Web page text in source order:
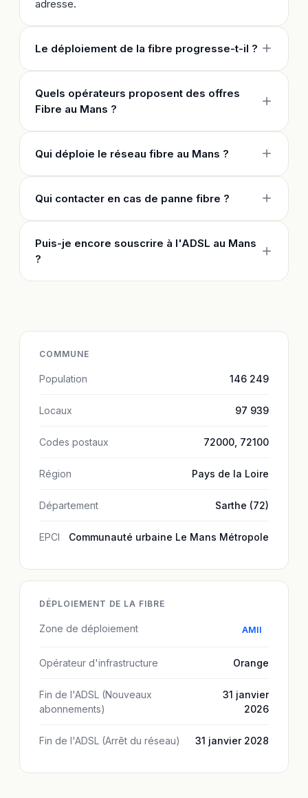
adresse.
Le déploiement de la fibre progresse-t-il ?
Quels opérateurs proposent des offres
Fibre au Mans ?
Qui déploie le réseau fibre au Mans ?
Qui contacter en cas de panne fibre ?
Puis-je encore souscrire à l'ADSL au Mans
?
COMMUNE
Population 146 249
Locaux 97 939
Codes postaux 72000, 72100
Région Pays de la Loire
Département Sarthe (72)
EPCI Communauté urbaine Le Mans Métropole
DÉPLOIEMENT DE LA FIBRE
Zone de déploiement AMII
Opérateur d'infrastructure Orange
Fin de l'ADSL (Nouveaux
abonnements)
31 janvier
2026
Fin de l'ADSL (Arrêt du réseau) 31 janvier 2028